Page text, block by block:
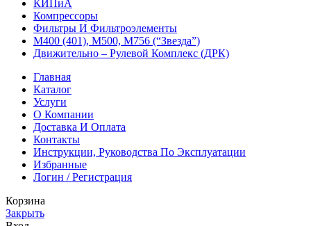
КИПиА
Компрессоры
Фильтры И Фильтроэлементы
М400 (401), М500, М756 (“Звезда”)
Движительно – Рулевой Комплекс (ДРК)
Главная
Каталог
Услуги
О Компании
Доставка И Оплата
Контакты
Инструкции, Руководства По Эксплуатации
Избранные
Логин / Регистрация
Корзина
Закрыть